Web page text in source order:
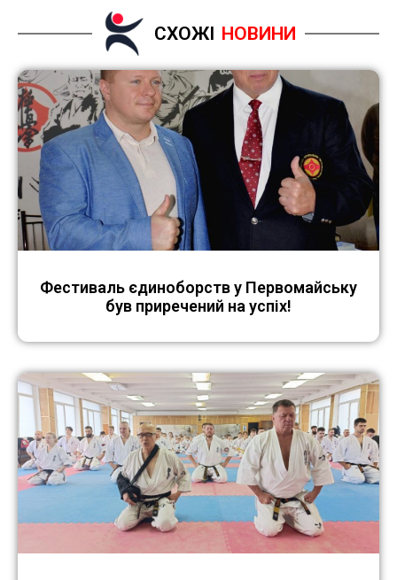
СХОЖІ НОВИНИ
Фестиваль єдиноборств у Первомайську
був приречений на успіх!